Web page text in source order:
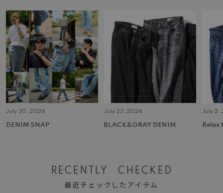
July 30 ,2026
DENIM SNAP
July 23 ,2026
BLACK&GRAY DENIM
July 2
Relax
RECENTLY CHECKED
最近チェックしたアイテム